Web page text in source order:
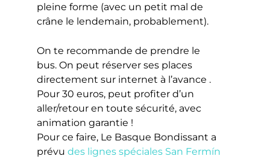
pleine forme (avec un petit mal de
crâne le lendemain, probablement).
On te recommande de prendre le
bus. On peut réserver ses places
directement sur internet à l’avance .
Pour 30 euros, peut profiter d’un
aller/retour en toute sécurité, avec
animation garantie !
Pour ce faire, Le Basque Bondissant a
prévudes lignes spéciales San Fermín